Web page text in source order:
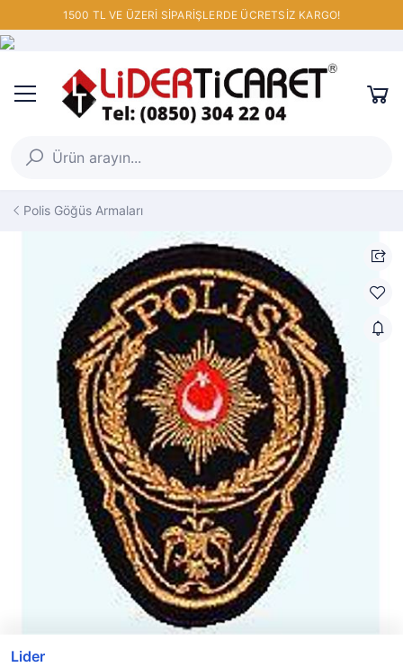
1500 TL VE ÜZERİ SİPARİŞLERDE ÜCRETSİZ KARGO!
Polis Göğüs Armaları
Lider